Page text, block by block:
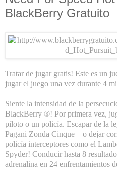
BlackBerry Gratuito
Tratar de jugar gratis! Este es un
jugar el juego una vez durante 4
Siente la intensidad de la
BlackBerry ®! Por primera vez,
piloto o un policía. Escapar de la
Pagani Zonda Cinque – o dejar
policía interceptores como el
Spyder! Conducir hasta 8
adrenalina en 24 enfrentamientos